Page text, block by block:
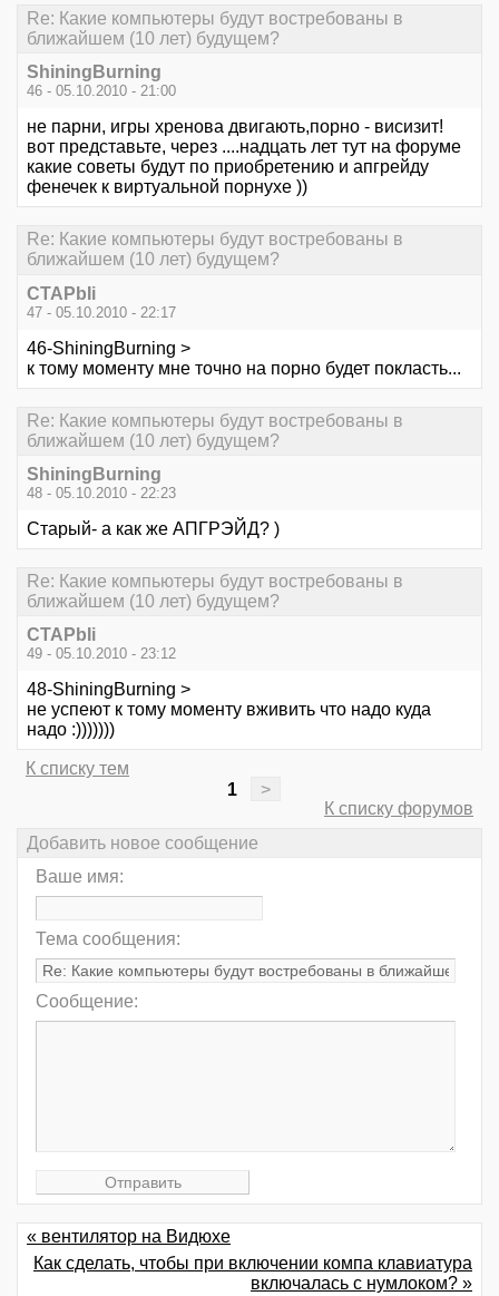
Re: Какие компьютеры будут востребованы в
ближайшем (10 лет) будущем?
ShiningBurning
46 - 05.10.2010 - 21:00
не парни, игры хренова двигають,порно - висизит!
вот представьте, через ....надцать лет тут на форуме
какие советы будут по приобретению и апгрейду
фенечек к виртуальной порнухе ))
Re: Какие компьютеры будут востребованы в
ближайшем (10 лет) будущем?
CTAPbIi
47 - 05.10.2010 - 22:17
46-ShiningBurning >
к тому моменту мне точно на порно будет покласть...
Re: Какие компьютеры будут востребованы в
ближайшем (10 лет) будущем?
ShiningBurning
48 - 05.10.2010 - 22:23
Старый- а как же АПГРЭЙД? )
Re: Какие компьютеры будут востребованы в
ближайшем (10 лет) будущем?
CTAPbIi
49 - 05.10.2010 - 23:12
48-ShiningBurning >
не успеют к тому моменту вживить что надо куда
надо :)))))))
К списку тем
1
>
К списку форумов
Добавить новое сообщение
Ваше имя:
Тема сообщения:
Сообщение:
« вентилятор на Видюхе
Как сделать, чтобы при включении компа клавиатура
включалась с нумлоком? »